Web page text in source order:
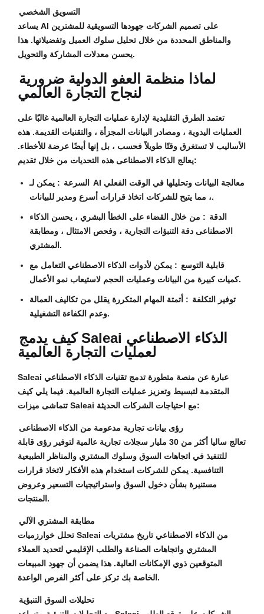
التسويق الشخصي
يساعد AI على تصميم الشركات جهودها التسويقية للمشترين
والمناطق المحددة من خلال تحليل سلوك العميل وتفضيلاتها. هذا
يحسن معدلات المشاركة والتحويل.
لماذا منظمة العفو الدولية ضرورية
لنجاح التجارة العالمي
تعتمد الطرق التقليدية لإدارة عمليات التجارة العالمية غالبًا على
العمليات اليدوية ، ومصادر البيانات المجزأة ، والتقنيات القديمة. هذه
الأساليب لا تستغرق وقتًا طويلاً فحسب ، بل إنها أيضًا عرضة للأخطاء.
يعالج الذكاء الاصطناعى هذه التحديات من خلال تقديم:
السرعة : يمكن لـ AI معالجة البيانات وتحليلها في الوقت الفعلي
، مما يتيح للشركات اتخاذ قرارات أسرع ومدير للبيانات.
الدقة : من خلال القضاء على الخطأ البشري ، يحسن الذكاء
الاصطناعى دقة التنبؤات التجارية ، وفحص الامتثال ، ومطابقة
المشتري.
قابلية التوسع : يمكن لأدوات الذكاء الاصطناعي التعامل مع
كميات كبيرة من البيانات وعمليات الحجم لاستيعاب نمو الأعمال.
توفير التكلفة : أتمتة المهام المتكررة يقلل من تكاليف العمالة
وعدم الكفاءة التشغيلية.
كيف يدمج Saleai الذكاء الاصطناعي
لعمليات التجارة العالمية
Saleai عبارة عن منصة متطورة تدمج تقنيات الذكاء الاصطناعي
المتقدمة لتبسيط وتعزيز عمليات التجارة العالمية. فيما يلي كيف
تتماشى ميزات Saleai مع احتياجات الشركات الحديثة:
رؤى بيانات تجارية مدعومة من الذكاء الاصطناعى
تعالج ساليا أكثر من 30 مليار سجلات تجارية عالمية لتوفير رؤى قابلة
للتنفيذ في اتجاهات السوق وسلوك المشتري والمناظر الطبيعية
التنافسية. يمكن للشركات استخدام هذه الأفكار لاتخاذ قرارات
مستنيرة بشأن دخول السوق واستراتيجيات التسعير وعروض
المنتجات.
مطابقة المشتري الآلي
تحلل خوارزميات Saleai من الذكاء الاصطناعي تاريخ مشتريات
المشتري واتجاهات الصناعة والطلب الإقليمي لتحديد العملاء
المتوقعين ذوي الإمكانات العالية. هذا يضمن أن جهود المبيعات
الخاصة بك تركز على أكثر الفرص الواعدة.
تحليلات السوق التنبؤية